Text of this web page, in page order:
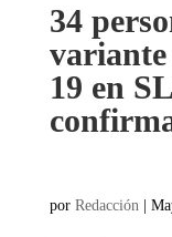
34
19 en
por Redacción |